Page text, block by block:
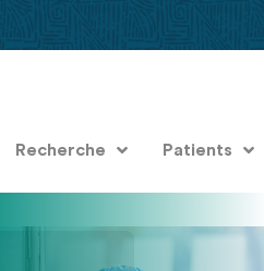
Recherche Patients